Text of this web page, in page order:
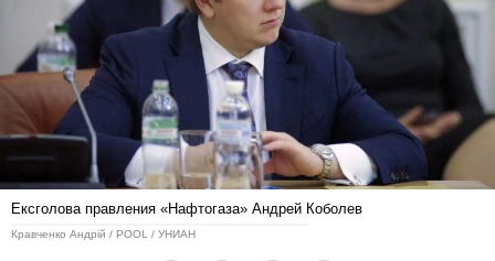
Ексголова правления «Нафтогаза» Андрей Коболев
Кравченко Андрій / POOL / УНИАН